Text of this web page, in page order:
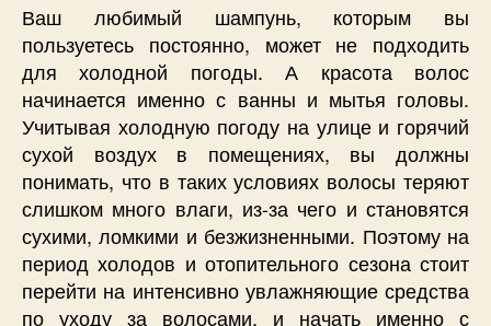
Ваш любимый шампунь, которым вы
пользуетесь постоянно, может не подходить
для холодной погоды. А красота волос
начинается именно с ванны и мытья головы.
Учитывая холодную погоду на улице и горячий
сухой воздух в помещениях, вы должны
понимать, что в таких условиях волосы теряют
слишком много влаги, из-за чего и становятся
сухими, ломкими и безжизненными. Поэтому на
период холодов и отопительного сезона стоит
перейти на интенсивно увлажняющие средства
по уходу за волосами, и начать именно с